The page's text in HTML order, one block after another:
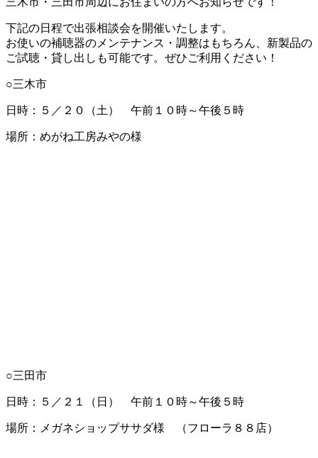
下記の日程で出張相談会を開催いたします。
お使いの補聴器のメンテナンス・調整はもちろん、新製品の
ご試聴・貸し出しも可能です。ぜひご利用ください！
○三木市
日時：５／２０（土） 午前１０時～午後５時
場所：めがね工房みやの様
○三田市
日時：５／２１（日） 午前１０時～午後５時
場所：メガネショップササダ様 （フローラ８８店）